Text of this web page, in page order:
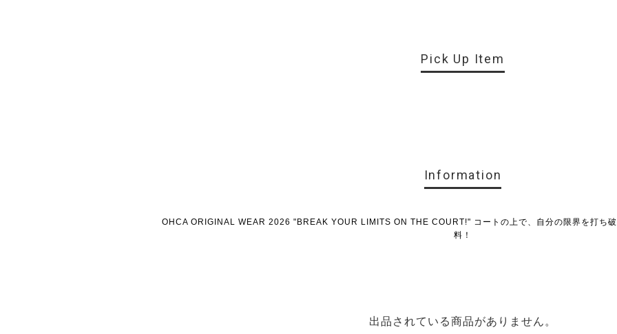
Pick Up Item
Information
OHCA ORIGINAL WEAR 2026 "BREAK YOUR LIMITS ON THE COURT!" コートの上で、自分の限界を打ち
料！
出品されている商品がありません。